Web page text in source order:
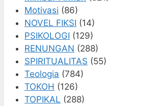
Motivasi (86)
NOVEL FIKSI (14)
PSIKOLOGI (129)
RENUNGAN (288)
SPIRITUALITAS (55)
Teologia (784)
TOKOH (126)
TOPIKAL (288)